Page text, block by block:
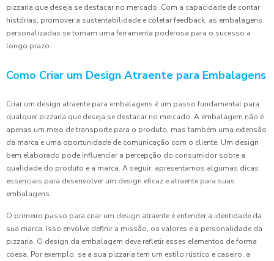
pizzaria que deseja se destacar no mercado. Com a capacidade de contar
histórias, promover a sustentabilidade e coletar feedback, as embalagens
personalizadas se tornam uma ferramenta poderosa para o sucesso a
longo prazo.
Como Criar um Design Atraente para Embalagens
Criar um design atraente para embalagens é um passo fundamental para
qualquer pizzaria que deseja se destacar no mercado. A embalagem não é
apenas um meio de transporte para o produto, mas também uma extensão
da marca e uma oportunidade de comunicação com o cliente. Um design
bem elaborado pode influenciar a percepção do consumidor sobre a
qualidade do produto e a marca. A seguir, apresentamos algumas dicas
essenciais para desenvolver um design eficaz e atraente para suas
embalagens.
O primeiro passo para criar um design atraente é entender a identidade da
sua marca. Isso envolve definir a missão, os valores e a personalidade da
pizzaria. O design da embalagem deve refletir esses elementos de forma
coesa. Por exemplo, se a sua pizzaria tem um estilo rústico e caseiro, a